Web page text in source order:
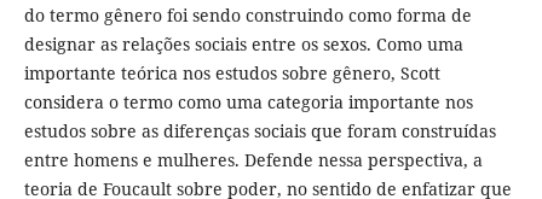
do termo gênero foi sendo construindo como forma de
designar as relações sociais entre os sexos. Como uma
importante teórica nos estudos sobre gênero, Scott
considera o termo como uma categoria importante nos
estudos sobre as diferenças sociais que foram construídas
entre homens e mulheres. Defende nessa perspectiva, a
teoria de Foucault sobre poder, no sentido de enfatizar que